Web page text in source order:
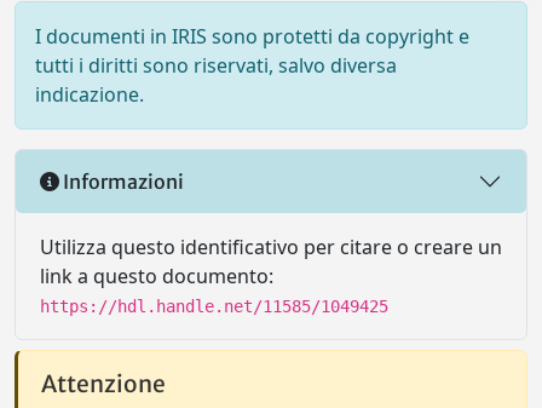
I documenti in IRIS sono protetti da copyright e
tutti i diritti sono riservati, salvo diversa
indicazione.
Informazioni
Utilizza questo identificativo per citare o creare un
link a questo documento:
https://hdl.handle.net/11585/1049425
Attenzione